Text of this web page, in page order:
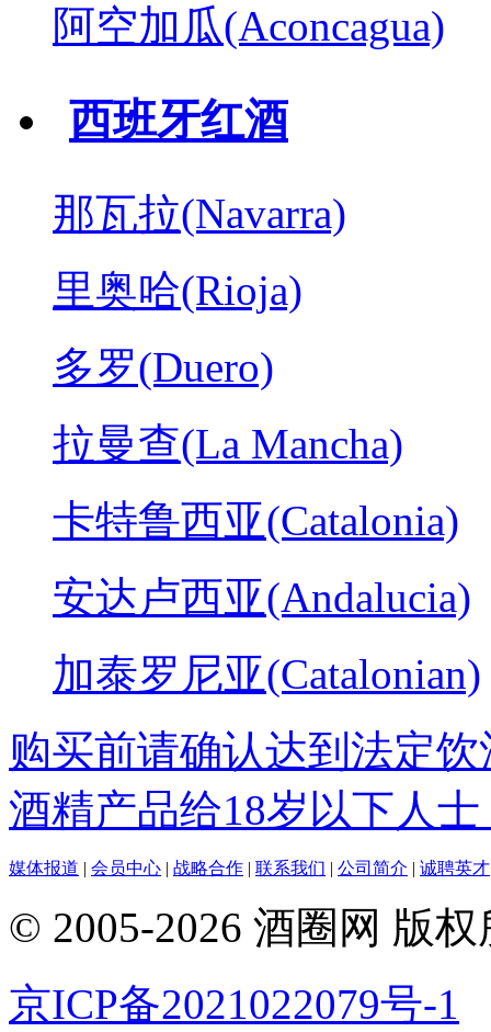
阿空加瓜(Aconcagua)
西班牙红酒
那瓦拉(Navarra)
里奥哈(Rioja)
多罗(Duero)
拉曼查(La Mancha)
卡特鲁西亚(Catalonia)
安达卢西亚(Andalucia)
加泰罗尼亚(Catalonian)
购买前请确认达到法定
酒精产品给18岁以下人士
媒体报道 | 会员中心 | 战略合作 | 联系我们 | 公司简介 | 诚聘英才
© 2005-2026 酒圈网 版
京ICP备2021022079号-1